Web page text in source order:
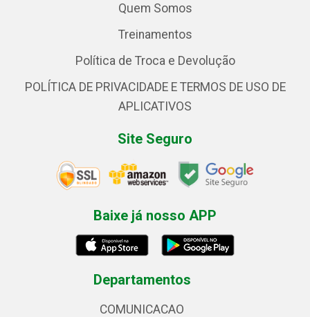
Quem Somos
Treinamentos
Política de Troca e Devolução
POLÍTICA DE PRIVACIDADE E TERMOS DE USO DE
APLICATIVOS
Site Seguro
Baixe já nosso APP
Departamentos
COMUNICACAO